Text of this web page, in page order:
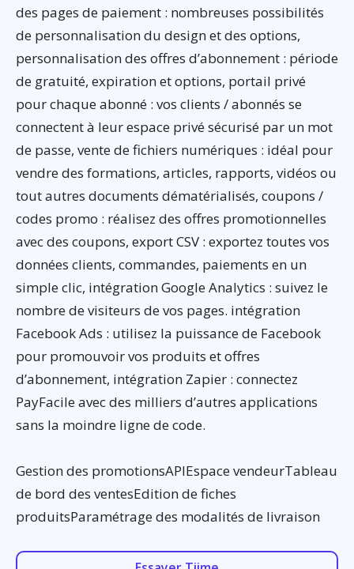
des pages de paiement : nombreuses possibilités
de personnalisation du design et des options,
personnalisation des offres d’abonnement : période
de gratuité, expiration et options, portail privé
pour chaque abonné : vos clients / abonnés se
connectent à leur espace privé sécurisé par un mot
de passe, vente de fichiers numériques : idéal pour
vendre des formations, articles, rapports, vidéos ou
tout autres documents dématérialisés, coupons /
codes promo : réalisez des offres promotionnelles
avec des coupons, export CSV : exportez toutes vos
données clients, commandes, paiements en un
simple clic, intégration Google Analytics : suivez le
nombre de visiteurs de vos pages. intégration
Facebook Ads : utilisez la puissance de Facebook
pour promouvoir vos produits et offres
d’abonnement, intégration Zapier : connectez
PayFacile avec des milliers d’autres applications
sans la moindre ligne de code.
Gestion des promotionsAPIEspace vendeurTableau
de bord des ventesEdition de fiches
produitsParamétrage des modalités de livraison